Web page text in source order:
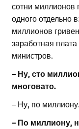
сотни миллионов
одного отдельно
миллионов
заработная
министров.
– Ну, сто
многовато.
– Ну, по миллиону.
– По миллиону,